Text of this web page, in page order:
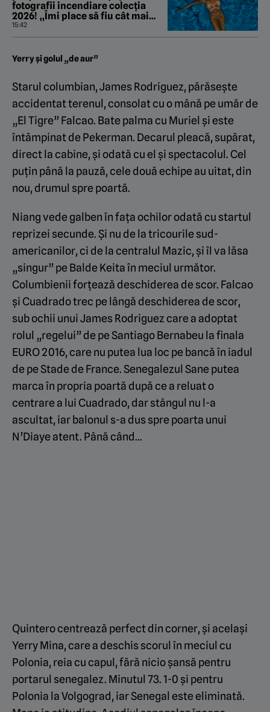
fotografii incendiare colecția
2026! „Îmi place să fiu cât mai
naturală”
15:42
Yerry și golul „de aur”
Starul columbian, James Rodriguez, părăsește
accidentat terenul, consolat cu o mână pe umăr de
„El Tigre” Falcao. Bate palma cu Muriel și este
întâmpinat de Pekerman. Decarul pleacă, supărat,
direct la cabine, și odată cu el și spectacolul. Cel
puțin până la pauză, cele două echipe au uitat, din
nou, drumul spre poartă.
Niang vede galben în fața ochilor odată cu startul
reprizei secunde. Și nu de la tricourile sud-
americanilor, ci de la centralul Mazic, și îl va lăsa
„singur” pe Balde Keita în meciul următor.
Columbienii forțează deschiderea de scor. Falcao
și Cuadrado trec pe lângă deschiderea de scor,
sub ochii unui James Rodriguez care a adoptat
rolul „regelui” de pe Santiago Bernabeu la finala
EURO 2016, care nu putea lua loc pe bancă în iadul
de pe Stade de France. Senegalezul Sane putea
marca în propria poartă după ce a reluat o
centrare a lui Cuadrado, dar stângul nu l-a
ascultat, iar balonul s-a dus spre poarta unui
N’Diaye atent. Până când…
Quintero centrează perfect din corner, și același
Yerry Mina, care a deschis scorul în meciul cu
Polonia, reia cu capul, fără nicio șansă pentru
portarul senegalez. Minutul 73. 1-0 și pentru
Polonia la Volgograd, iar Senegal este eliminată.